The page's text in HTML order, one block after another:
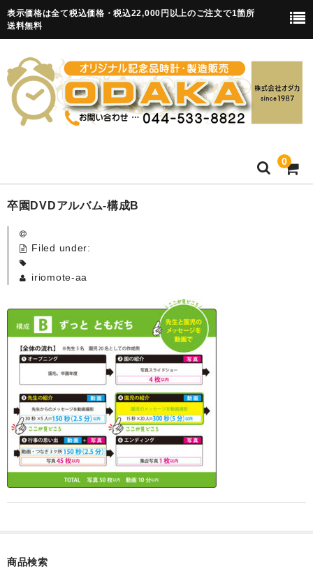
表示価格は全て税込価格・税込22,000円以上のご注文で1箇所
送料無料
0
HOME
卒園記念品
カード付フォトフレームクロック(集合)
目覚まし時計(集合＋個別)
メロディ時計(集合)
音声時計(集合)
目覚まし時計(個別)
お絵かきギャラリープラス(絵＋個別)
制服メモリー
卒園DVDアルバム-構成B
Filed under:
iriomote-aa
商品検索